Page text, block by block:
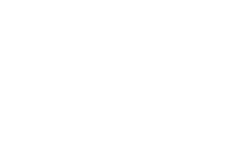
Dalintis soc.